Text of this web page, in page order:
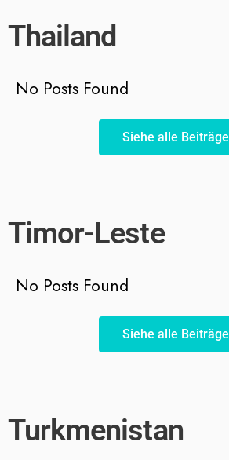
Thailand
No Posts Found
Siehe alle Beiträge
Timor-Leste
No Posts Found
Siehe alle Beiträge
Turkmenistan